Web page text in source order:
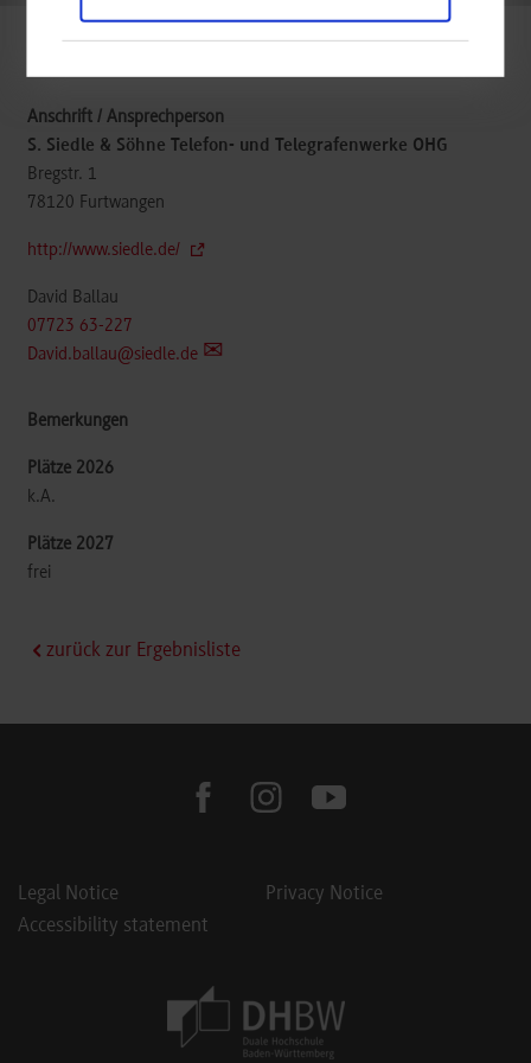
S. Siedle & Söhne Telefon- und Telegrafenwerke OHG
Bregstr. 1
78120 Furtwangen
http://www.siedle.de/
David Ballau
07723 63-227
David.ballau@siedle.de
k.A.
frei
zurück zur Ergebnisliste
Footer Meta Navigation
facebookinstagramyoutube
Legal Notice
Privacy Notice
Accessibility statement